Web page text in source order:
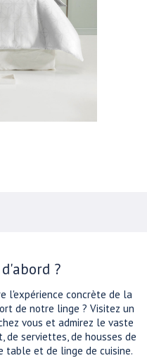
?
l'expérience concrète de la
de notre linge ? Visitez un
vous et admirez le vaste
de serviettes, de housses de
table et de linge de cuisine.